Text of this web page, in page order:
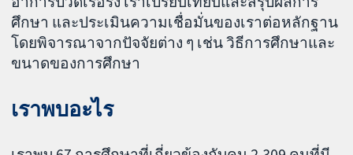
ศึกษา และประเมินความเชื่อมั่นของเราต่อหลักฐาน
โดยพิจารณาจากปัจจัยต่าง ๆ เช่น วิธีการศึกษาและ
ขนาดของการศึกษา
เราพบอะไร